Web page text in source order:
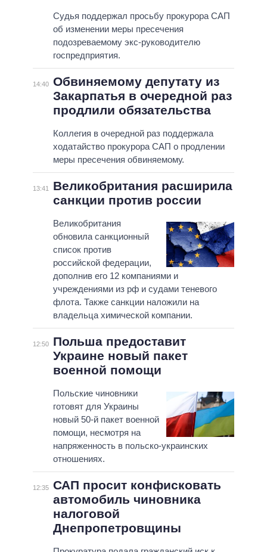
Судья поддержал просьбу прокурора САП
об изменении меры пресечения
подозреваемому экс-руководителю
госпредприятия.
14:40 Обвиняемому депутату из
Закарпатья в очередной раз
продлили обязательства
Коллегия в очередной раз поддержала
ходатайство прокурора САП о продлении
меры пресечения обвиняемому.
13:41
Великобритания расширила
санкции против россии
Великобритания
обновила санкционный
список против
российской федерации,
дополнив его 12 компаниями и
учреждениями из рф и судами теневого
флота. Также санкции наложили на
владельца химической компании.
12:50
Польша предоставит
Украине новый пакет
военной помощи
Польские чиновники
готовят для Украины
новый 50-й пакет военной
помощи, несмотря на
напряженность в польско-украинских
отношениях.
12:35 САП просит конфисковать
автомобиль чиновника
налоговой
Днепропетровщины